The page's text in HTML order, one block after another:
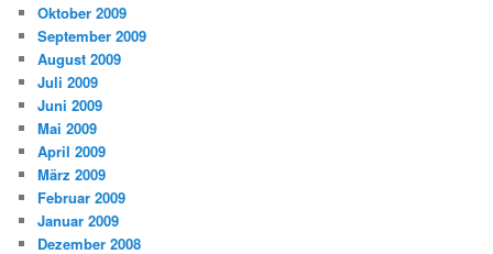
Oktober 2009
September 2009
August 2009
Juli 2009
Juni 2009
Mai 2009
April 2009
März 2009
Februar 2009
Januar 2009
Dezember 2008